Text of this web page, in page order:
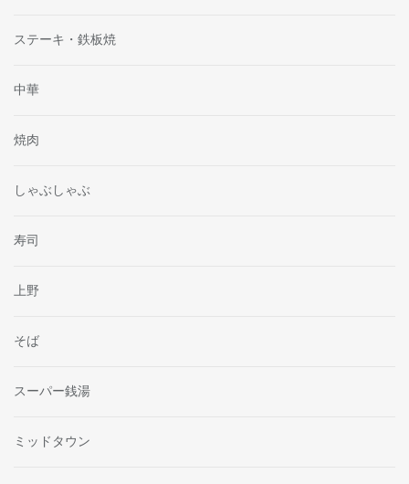
ステーキ・鉄板焼
中華
焼肉
しゃぶしゃぶ
寿司
上野
そば
スーパー銭湯
ミッドタウン